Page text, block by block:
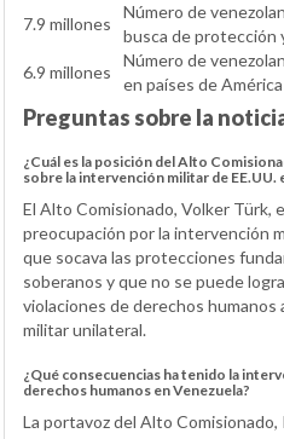
7.9 millones
Número de
busca de protección
6.9 millones
Número de
en países de
Preguntas sobre la
¿Cuál es la posición del Alto
sobre la intervención militar de EE.UU.
El Alto Comisionado, Volker Türk,
preocupación por la intervención
que socava las protecciones
soberanos y que no se puede
violaciones de derechos
militar unilateral.
¿Qué consecuencias ha tenido la
derechos humanos en Venezuela?
La portavoz del Alto Comisionado,